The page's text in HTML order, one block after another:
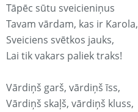
Tāpēc sūtu sveicieniņus
Tavam vārdam, kas ir Karola,
Sveiciens svētkos jauks,
Lai tik vakars paliek traks!
Vārdiņš garš, vārdiņš īss,
Vārdiņš skaļš, vārdiņš kluss,